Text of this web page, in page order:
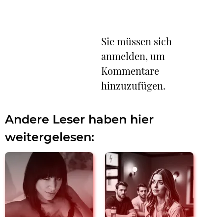
Sie müssen sich
anmelden, um
Kommentare
hinzuzufügen.
Andere Leser haben hier
weitergelesen: